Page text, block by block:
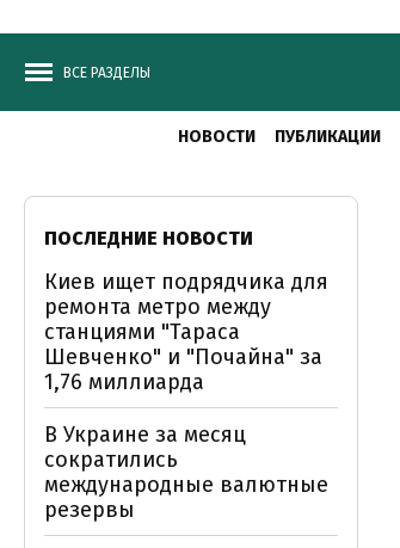
ВСЕ РАЗДЕЛЫ
НОВОСТИ ПУБЛИКАЦИИ
ПОСЛЕДНИЕ НОВОСТИ
Киев ищет подрядчика для
ремонта метро между
станциями "Тараса
Шевченко" и "Почайна" за
1,76 миллиарда
В Украине за месяц
сократились
международные валютные
резервы